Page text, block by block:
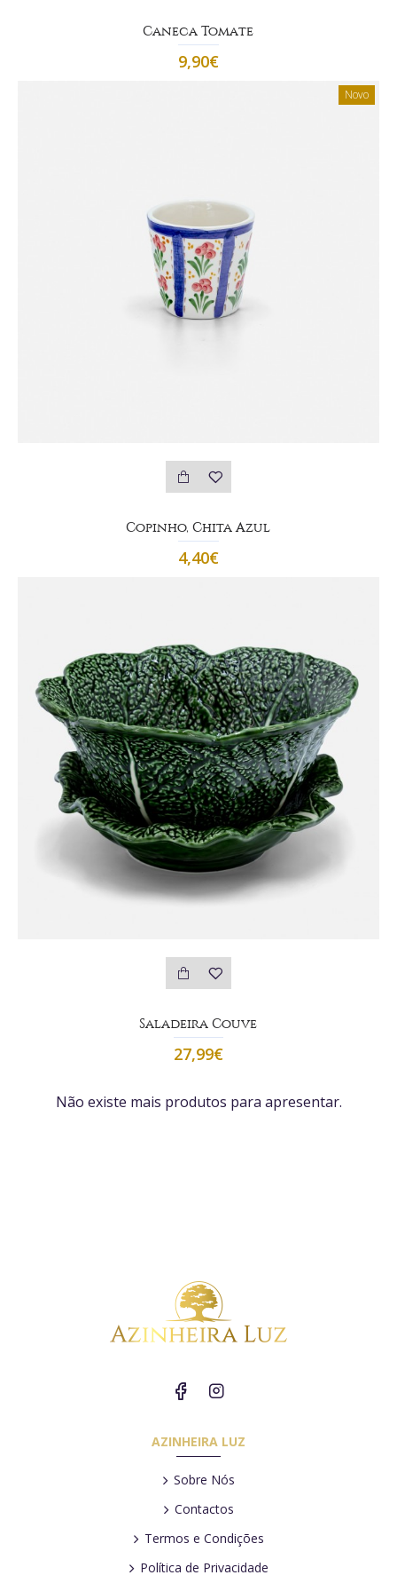
Caneca Tomate
9,90€
Novo
Copinho, Chita Azul
4,40€
Saladeira Couve
27,99€
Não existe mais produtos para apresentar.
AZINHEIRA LUZ
Sobre Nós
Contactos
Termos e Condições
Política de Privacidade